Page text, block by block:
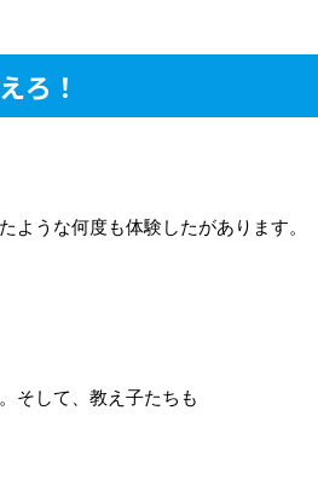
ろ！
うな何度も体験したがあります。
そして、教え子たちも